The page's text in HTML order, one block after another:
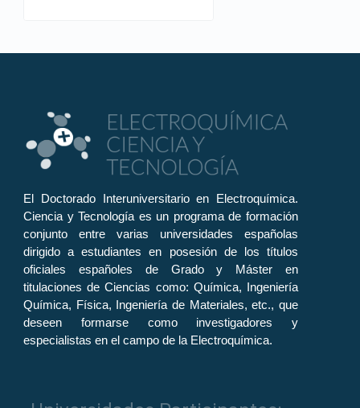
El Doctorado Interuniversitario en Electroquímica.
Ciencia y Tecnología es un programa de formación
conjunto entre varias universidades españolas
dirigido a estudiantes en posesión de los títulos
oficiales españoles de Grado y Máster en
titulaciones de Ciencias como: Química, Ingeniería
Química, Física, Ingeniería de Materiales, etc., que
deseen formarse como investigadores y
especialistas en el campo de la Electroquímica.